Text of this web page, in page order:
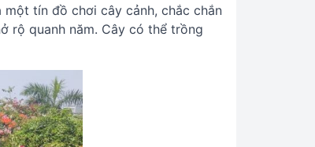
tín đồ chơi cây cảnh, chắc chắn
rộ quanh năm. Cây có thể trồng